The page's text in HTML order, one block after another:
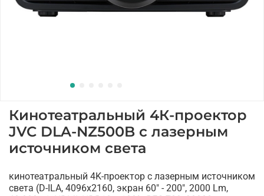
Кинотеатральный 4К-проектор
JVC DLA-NZ500B с лазерным
источником света
кинотеатральный 4K-проектор c лазерным источником
света (D-ILA, 4096x2160, экран 60" - 200", 2000 Lm,